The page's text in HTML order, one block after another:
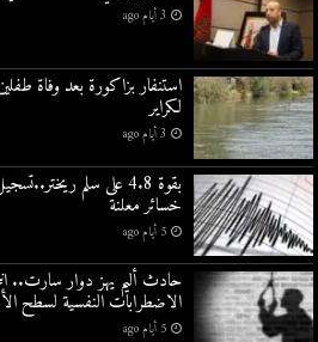
3 أيام ago
استنفار بزاكورة بعد وفاة
لكراير
3 أيام ago
بقوة 4.8 على سلم
خسائر معلنة
5 أيام ago
حادث أليم يهز دوار سارت..
الاضطرابات النفسية لسطح
5 أيام ago